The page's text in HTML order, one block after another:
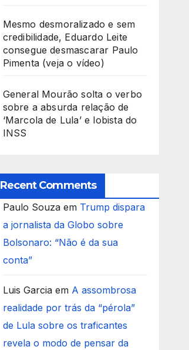
Mesmo desmoralizado e sem
credibilidade, Eduardo Leite
consegue desmascarar Paulo
Pimenta (veja o vídeo)
General Mourão solta o verbo
sobre a absurda relação de
‘Marcola de Lula’ e lobista do
INSS
Recent Comments
Paulo Souzaem Trump dispara
a jornalista da Globo sobre
Bolsonaro: “Não é da sua
conta”
Luis Garciaem A assombrosa
realidade por trás da “pérola”
de Lula sobre os traficantes
revela o modo de pensar da